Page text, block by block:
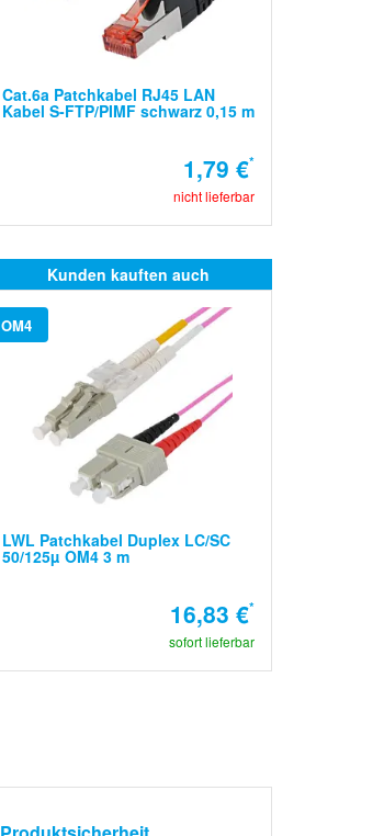
Cat.6a Patchkabel RJ45 LAN
Kabel S-FTP/PIMF schwarz 0,15 m
1,79 €*
nicht lieferbar
Kunden kauften auch
OM4
LWL Patchkabel Duplex LC/SC
50/125µ OM4 3 m
16,83 €*
sofort lieferbar